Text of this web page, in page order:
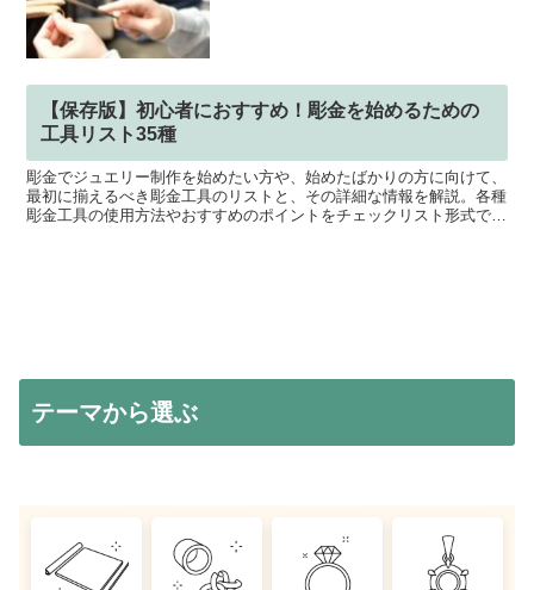
【保存版】初心者におすすめ！彫金を始めるための
工具リスト35種
彫金でジュエリー制作を始めたい方や、始めたばかりの方に向けて、
最初に揃えるべき彫金工具のリストと、その詳細な情報を解説。各種
彫金工具の使用方法やおすすめのポイントをチェックリスト形式でま
テーマから選ぶ